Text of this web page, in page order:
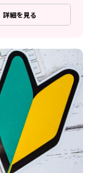
詳細を見る